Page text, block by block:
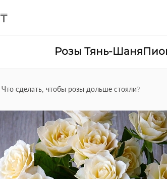
₸
Розы Тянь-Шаня
Что сделать, чтобы розы дольше стояли?